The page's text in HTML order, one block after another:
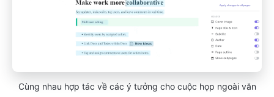
Cùng nhau hợp tác về các ý tưởng cho cuộc họp ngoài văn